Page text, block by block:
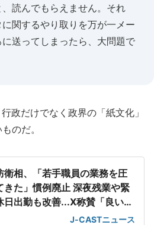
読んでもらえません。それ
関するやり取りを万が一メー
送ってしまったら、大問題で
政だけでなく政界の「紙文化」
のだ。
衛相、「若手職員の業務を圧
きた」慣例廃止 深夜残業や緊
日出勤も改善...X称賛「良い上
J-CASTニュース